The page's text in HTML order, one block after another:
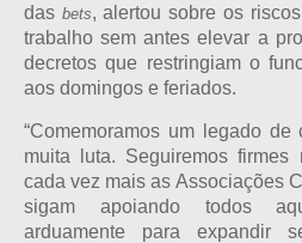
das bets, alertou sobre os
trabalho sem antes elevar a
decretos que restringiam o
aos domingos e feriados.
“Comemoramos um legado de
muita luta. Seguiremos
cada vez mais as Associações
sigam apoiando todos
arduamente para expandir